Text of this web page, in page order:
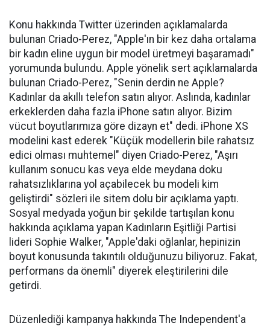
Konu hakkında Twitter üzerinden açıklamalarda
bulunan Criado-Perez, "Apple'ın bir kez daha ortalama
bir kadın eline uygun bir model üretmeyi başaramadı"
yorumunda bulundu. Apple yönelik sert açıklamalarda
bulunan Criado-Perez, "Senin derdin ne Apple?
Kadınlar da akıllı telefon satın alıyor. Aslında, kadınlar
erkeklerden daha fazla iPhone satın alıyor. Bizim
vücut boyutlarımıza göre dizayn et" dedi. iPhone XS
modelini kast ederek "Küçük modellerin bile rahatsız
edici olması muhtemel" diyen Criado-Perez, "Aşırı
kullanım sonucu kas veya elde meydana doku
rahatsızlıklarına yol açabilecek bu modeli kim
geliştirdi" sözleri ile sitem dolu bir açıklama yaptı.
Sosyal medyada yoğun bir şekilde tartışılan konu
hakkında açıklama yapan Kadınların Eşitliği Partisi
lideri Sophie Walker, "Apple'daki oğlanlar, hepinizin
boyut konusunda takıntılı olduğunuzu biliyoruz. Fakat,
performans da önemli" diyerek eleştirilerini dile
getirdi.
Düzenlediği kampanya hakkında The Independent'a